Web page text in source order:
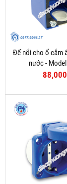
Đế nổi cho ổ cắm
nước -